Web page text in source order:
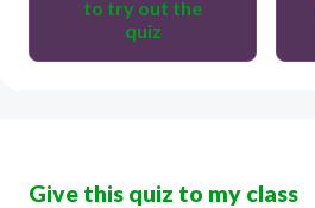
to try out the
quiz
Give this quiz to my class